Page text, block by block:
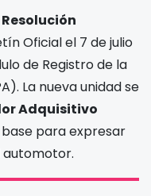
Resolución
Oficial el 7 de julio
de Registro de la
La nueva unidad se
Adquisitivo
para expresar